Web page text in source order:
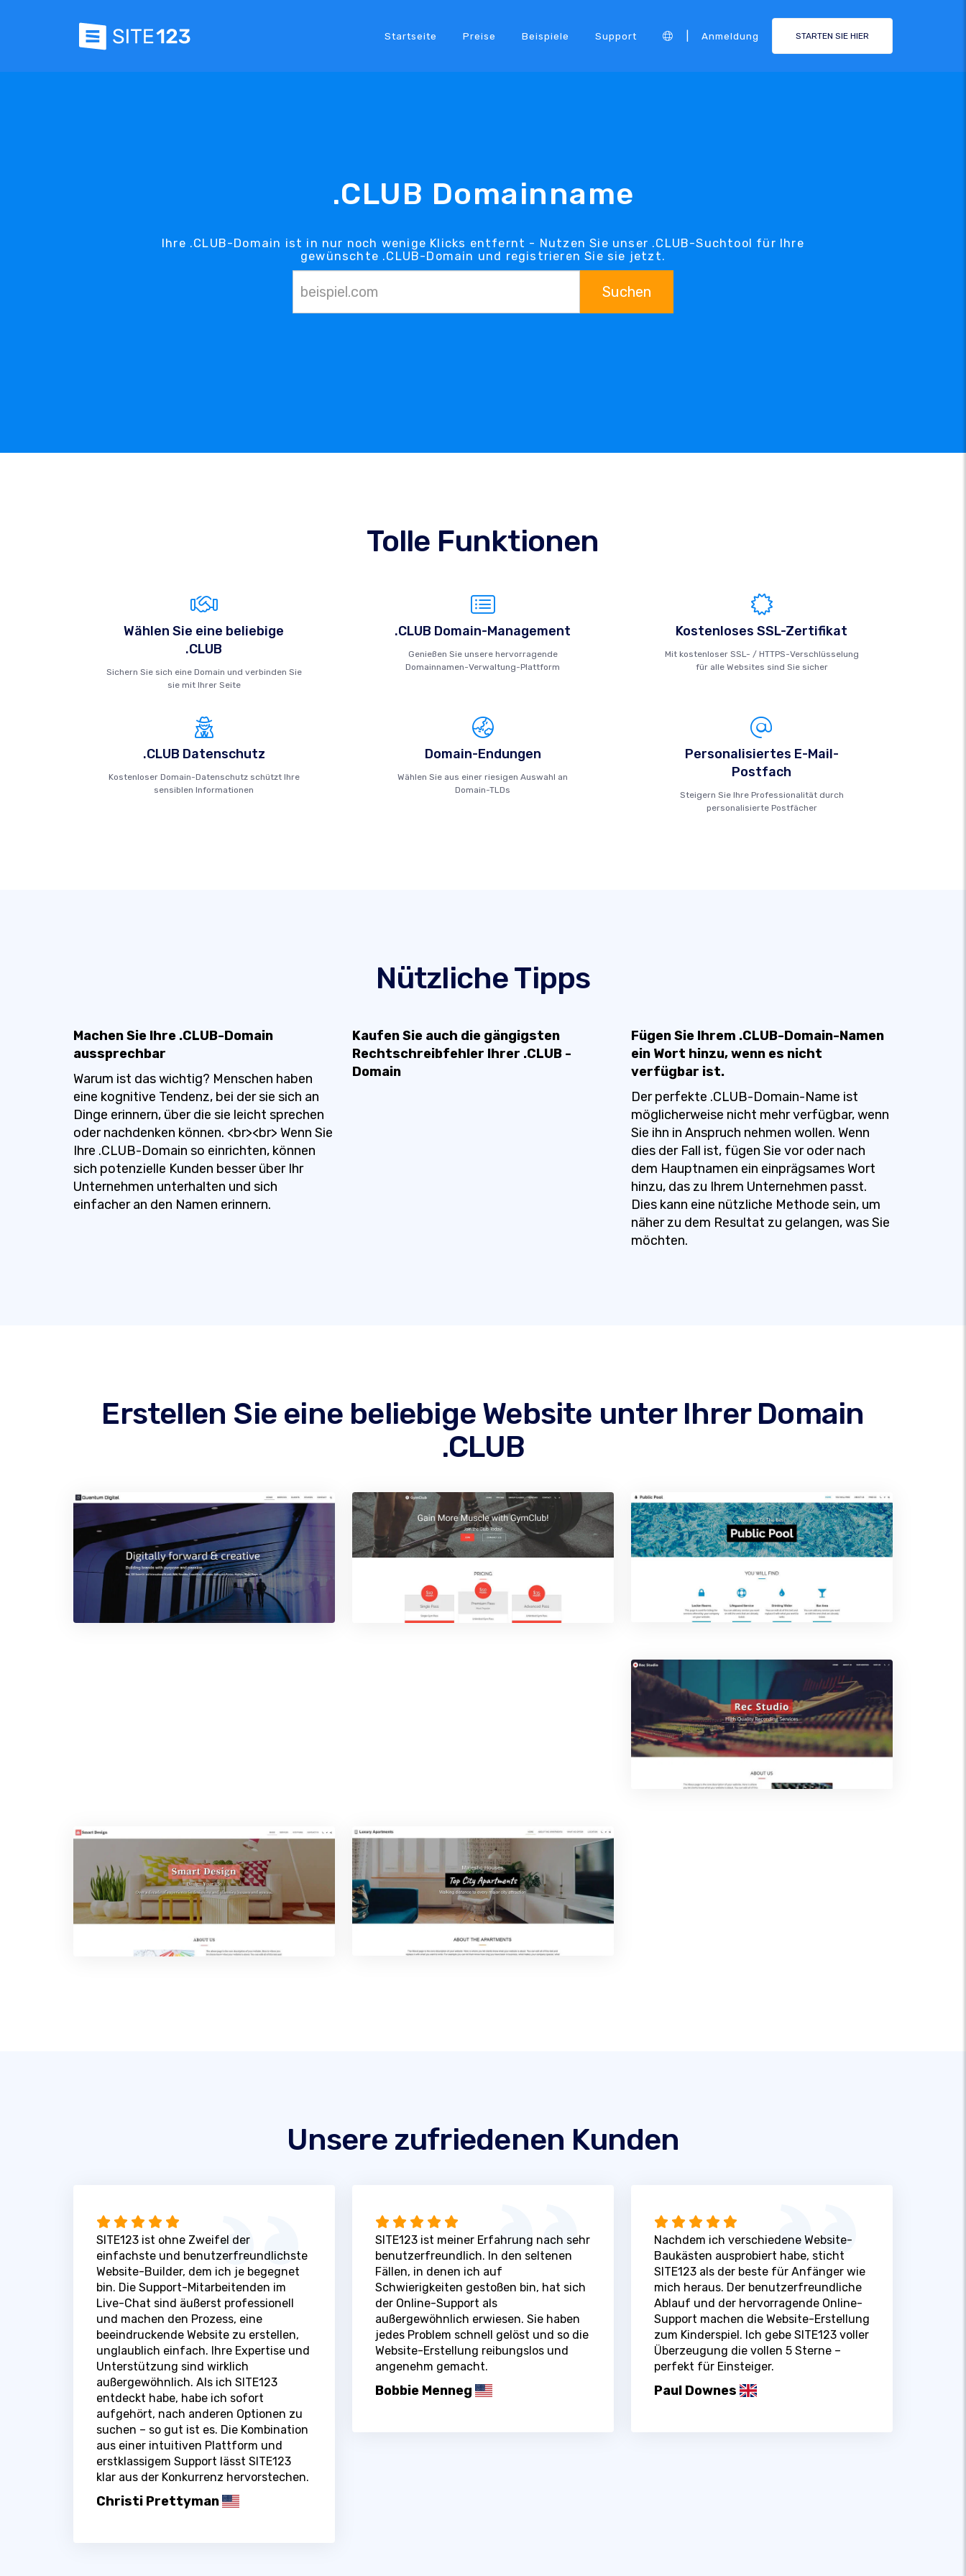
Startseite Preise Beispiele Support Anmeldung STARTEN SIE HIER
.CLUB Domainname
Ihre .CLUB-Domain ist in nur noch wenige Klicks entfernt - Nutzen Sie unser .CLUB-Suchtool für Ihre
gewünschte .CLUB-Domain und registrieren Sie sie jetzt.
Suchen
Tolle Funktionen
Wählen Sie eine beliebige
.CLUB
Sichern Sie sich eine Domain und verbinden Sie
sie mit Ihrer Seite
.CLUB Domain-Management
Genießen Sie unsere hervorragende
Domainnamen-Verwaltung-Plattform
Kostenloses SSL-Zertifikat
Mit kostenloser SSL- / HTTPS-Verschlüsselung
für alle Websites sind Sie sicher
.CLUB Datenschutz
Kostenloser Domain-Datenschutz schützt Ihre
sensiblen Informationen
Domain-Endungen
Wählen Sie aus einer riesigen Auswahl an
Domain-TLDs
Personalisiertes E-Mail-
Postfach
Steigern Sie Ihre Professionalität durch
personalisierte Postfächer
Nützliche Tipps
Machen Sie Ihre .CLUB-Domain
aussprechbar
Warum ist das wichtig? Menschen haben
eine kognitive Tendenz, bei der sie sich an
Dinge erinnern, über die sie leicht sprechen
oder nachdenken können. <br><br> Wenn Sie
Ihre .CLUB-Domain so einrichten, können
sich potenzielle Kunden besser über Ihr
Unternehmen unterhalten und sich
einfacher an den Namen erinnern.
Kaufen Sie auch die gängigsten
Rechtschreibfehler Ihrer .CLUB -
Domain
Fügen Sie Ihrem .CLUB-Domain-Namen
ein Wort hinzu, wenn es nicht
verfügbar ist.
Der perfekte .CLUB-Domain-Name ist
möglicherweise nicht mehr verfügbar, wenn
Sie ihn in Anspruch nehmen wollen. Wenn
dies der Fall ist, fügen Sie vor oder nach
dem Hauptnamen ein einprägsames Wort
hinzu, das zu Ihrem Unternehmen passt.
Dies kann eine nützliche Methode sein, um
näher zu dem Resultat zu gelangen, was Sie
möchten.
Erstellen Sie eine beliebige Website unter Ihrer Domain
.CLUB
Unsere zufriedenen Kunden
SITE123 ist ohne Zweifel der
einfachste und benutzerfreundlichste
Website-Builder, dem ich je begegnet
bin. Die Support-Mitarbeitenden im
Live-Chat sind äußerst professionell
und machen den Prozess, eine
beeindruckende Website zu erstellen,
unglaublich einfach. Ihre Expertise und
Unterstützung sind wirklich
außergewöhnlich. Als ich SITE123
entdeckt habe, habe ich sofort
aufgehört, nach anderen Optionen zu
suchen – so gut ist es. Die Kombination
aus einer intuitiven Plattform und
erstklassigem Support lässt SITE123
klar aus der Konkurrenz hervorstechen.
Christi Prettyman
SITE123 ist meiner Erfahrung nach sehr
benutzerfreundlich. In den seltenen
Fällen, in denen ich auf
Schwierigkeiten gestoßen bin, hat sich
der Online-Support als
außergewöhnlich erwiesen. Sie haben
jedes Problem schnell gelöst und so die
Website-Erstellung reibungslos und
angenehm gemacht.
Bobbie Menneg
Nachdem ich verschiedene Website-
Baukästen ausprobiert habe, sticht
SITE123 als der beste für Anfänger wie
mich heraus. Der benutzerfreundliche
Ablauf und der hervorragende Online-
Support machen die Website-Erstellung
zum Kinderspiel. Ich gebe SITE123 voller
Überzeugung die vollen 5 Sterne –
perfekt für Einsteiger.
Paul Downes